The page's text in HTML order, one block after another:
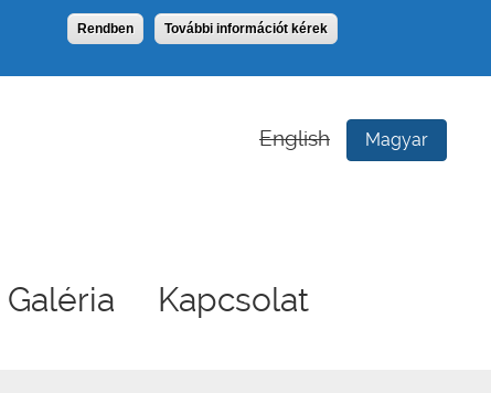
Rendben További információt kérek
Galéria Kapcsolat
English Magyar